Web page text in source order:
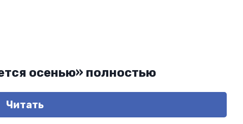
осенью» полностью
Читать